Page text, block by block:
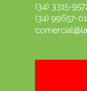
(34) 3315-
(34) 99657-